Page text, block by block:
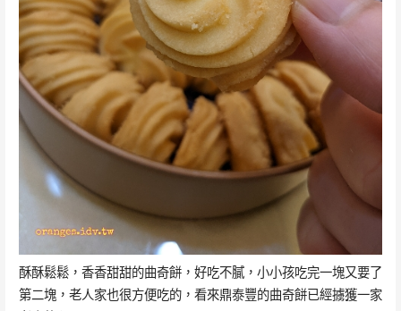
酥酥鬆鬆，香香甜甜的曲奇餅，好吃不膩，小小孩吃完一塊又要了
第二塊，老人家也很方便吃的，看來鼎泰豐的曲奇餅已經擄獲一家